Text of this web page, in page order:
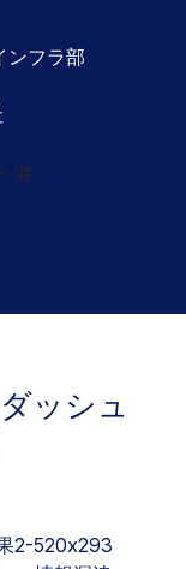
ンフラ部
ッシュ